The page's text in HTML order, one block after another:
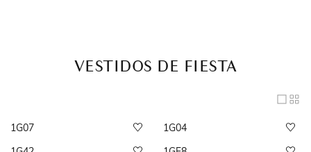
VESTIDOS DE FIESTA
1G07
1G04